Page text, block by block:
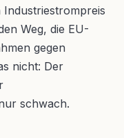
Industriestrompreis
Weg, die EU-
gegen
nicht: Der
schwach.